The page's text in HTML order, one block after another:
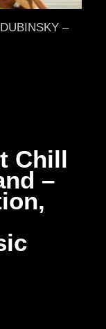
– Runaway
–
Music | A
Mix
Music |
Playlist
Chill
–